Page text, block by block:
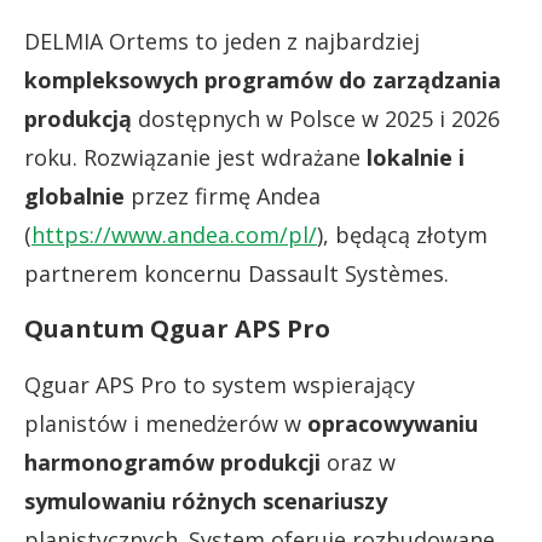
DELMIA Ortems to jeden z najbardziej
kompleksowych programów do zarządzania
produkcją dostępnych w Polsce w 2025 i 2026
roku. Rozwiązanie jest wdrażane lokalnie i
globalnie przez firmę Andea
(https://www.andea.com/pl/), będącą złotym
partnerem koncernu Dassault Systèmes.
Quantum Qguar APS Pro
Qguar APS Pro to system wspierający
planistów i menedżerów w opracowywaniu
harmonogramów produkcji oraz w
symulowaniu różnych scenariuszy